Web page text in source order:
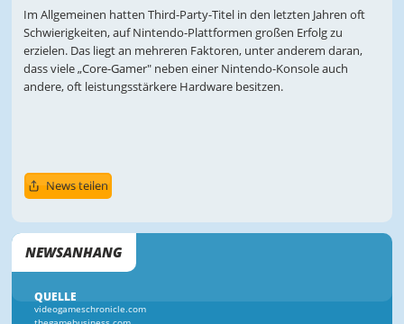
Im Allgemeinen hatten Third-Party-Titel in den letzten Jahren oft
Schwierigkeiten, auf Nintendo-Plattformen großen Erfolg zu
erzielen. Das liegt an mehreren Faktoren, unter anderem daran,
dass viele „Core-Gamer" neben einer Nintendo-Konsole auch
andere, oft leistungsstärkere Hardware besitzen.
News teilen
NEWSANHANG
QUELLE
videogameschronicle.com